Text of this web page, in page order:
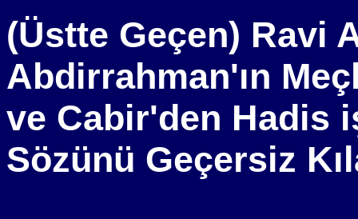
(Üstte Geçen) Ravi
Abdirrahman'ın
ve Cabir'den Hadis
Sözünü Geçersiz